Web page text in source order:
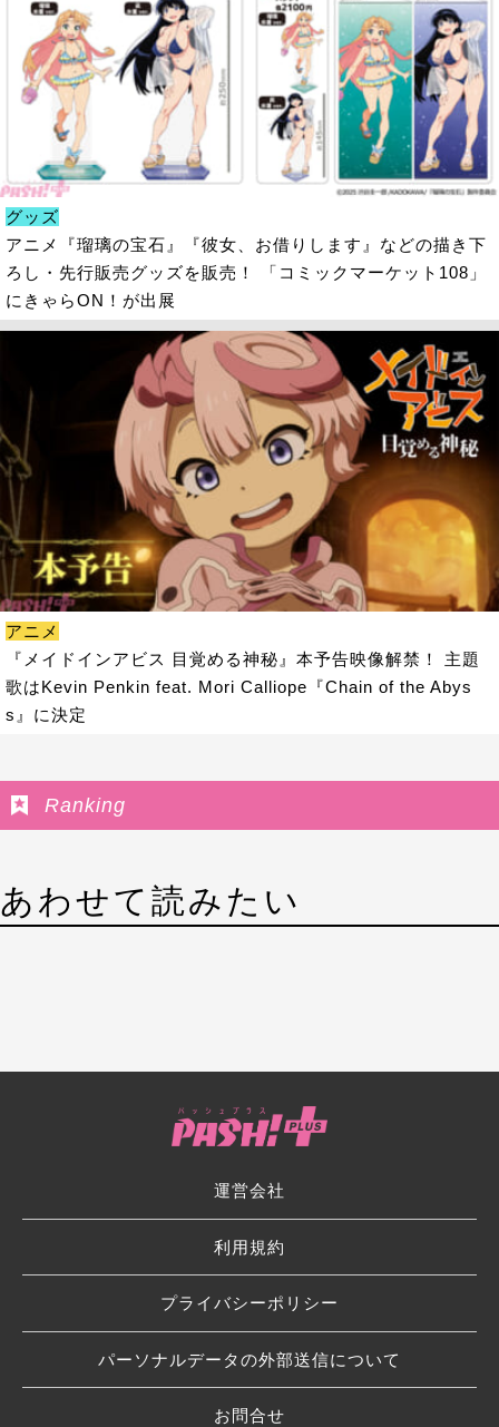
グッズ
アニメ『瑠璃の宝石』『彼女、お借りします』などの描き下
ろし・先行販売グッズを販売！ 「コミックマーケット108」
にきゃらON！が出展
アニメ
『メイドインアビス 目覚める神秘』本予告映像解禁！ 主題
歌はKevin Penkin feat. Mori Calliope『Chain of the Abys
s』に決定
Ranking
あわせて読みたい
運営会社
利用規約
プライバシーポリシー
パーソナルデータの外部送信について
お問合せ